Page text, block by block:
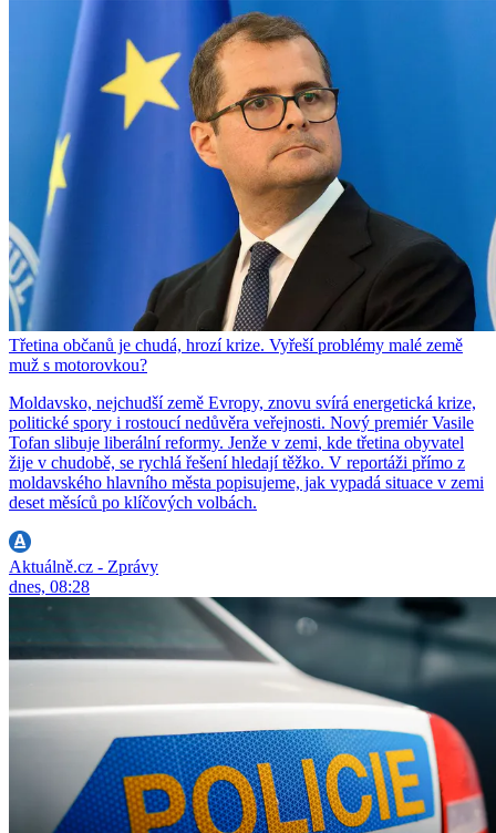
Třetina občanů je chudá, hrozí krize. Vyřeší problémy malé země
muž s motorovkou?
Moldavsko, nejchudší země Evropy, znovu svírá energetická krize,
politické spory i rostoucí nedůvěra veřejnosti. Nový premiér Vasile
Tofan slibuje liberální reformy. Jenže v zemi, kde třetina obyvatel
žije v chudobě, se rychlá řešení hledají těžko. V reportáži přímo z
moldavského hlavního města popisujeme, jak vypadá situace v zemi
deset měsíců po klíčových volbách.
Aktuálně.cz - Zprávy
dnes, 08:28